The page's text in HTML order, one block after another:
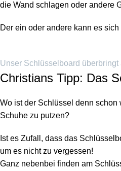
die Wand schlagen oder andere
Der ein oder andere kann es
Unser Schlüsselboard
Christians Tipp: Das
Wo ist der Schlüssel denn
Schuhe zu putzen?
Ist es Zufall, dass das
um es nicht zu vergessen!
Ganz nebenbei finden am